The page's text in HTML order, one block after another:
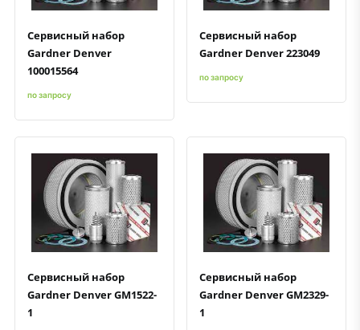
Сервисный набор
Gardner Denver
100015564
по запросу
Сервисный набор
Gardner Denver 223049
по запросу
Быстрый просмотрДобавить к сравнению
Добавить в избранное
Сервисный набор
Gardner Denver GM1522-
1
Быстрый просмотрДобавить к сравнению
Добавить в избранное
Сервисный набор
Gardner Denver GM2329-
1